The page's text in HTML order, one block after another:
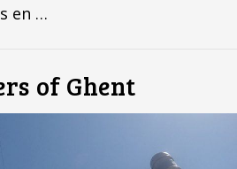
en …
of Ghent